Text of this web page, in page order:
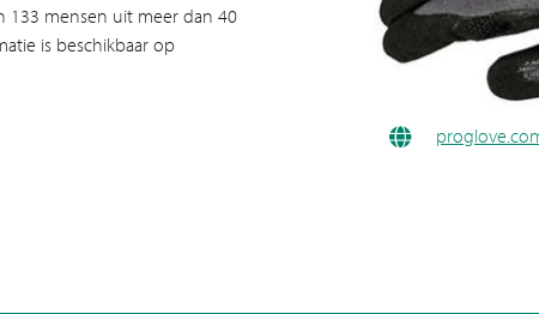
133 mensen uit meer dan 40
is beschikbaar op